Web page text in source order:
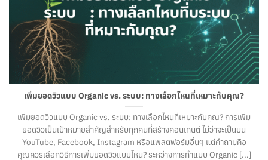
เพิ่มยอดวิวแบบ Organic vs. ระบบ: ทางเลือกไหนที่เหมาะกับคุณ?
เพิ่มยอดวิวแบบ Organic vs. ระบบ: ทางเลือกไหนที่เหมาะกับคุณ? การเพิ่ม
ยอดวิวเป็นเป้าหมายสำคัญสำหรับทุกคนที่สร้างคอนเทนต์ ไม่ว่าจะเป็นบน
YouTube, Facebook, Instagram หรือแพลตฟอร์มอื่นๆ แต่คำถามคือ
คุณควรเลือกวิธีการเพิ่มยอดวิวแบบไหน? ระหว่างการทำแบบ Organic [...]